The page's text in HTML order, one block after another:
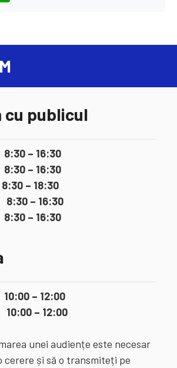
cu publicul
8:30 – 16:30
8:30 – 16:30
8:30 – 18:30
8:30 – 16:30
8:30 – 16:30
10:00 – 12:00
10:00 – 12:00
unei audiențe este necesar
cerere și să o transmiteți pe